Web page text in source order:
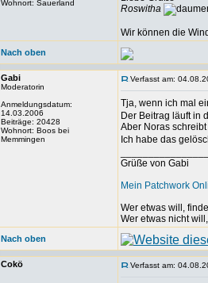
Wohnort: Sauerland
Roswitha
Wir können die
Nach oben
Gabi
Moderatorin
Anmeldungsdatum:
14.03.2006
Beiträge: 20428
Wohnort: Boos bei
Memmingen
Verfasst am:
Tja, wenn ich mal
Der Beitrag läuft in
Aber Noras
Ich habe das
Grüße von Gabi
Mein Patchwork
Wer etwas will,
Wer etwas nicht
Nach oben
Cokö Verfasst am: